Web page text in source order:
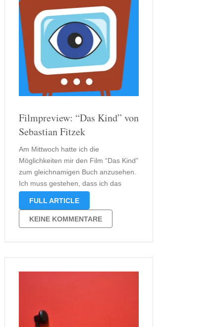
Filmpreview: “Das Kind” von
Sebastian Fitzek
Am Mittwoch hatte ich die
Möglichkeiten mir den Film “Das Kind”
zum gleichnamigen Buch anzusehen.
Ich muss gestehen, dass ich das
Buch bisher nicht gelesen habe. Es ist
welches ich noch nicht gelesen habe.
Aus diesem Grund war ich nun
auch …
FULL ARTICLE
KEINE KOMMENTARE